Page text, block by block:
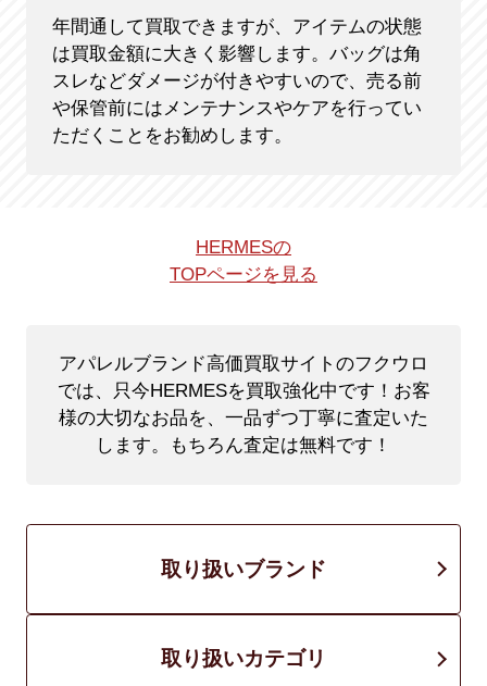
年間通して買取できますが、アイテムの状態
は買取金額に大きく影響します。バッグは角
スレなどダメージが付きやすいので、売る前
や保管前にはメンテナンスやケアを行ってい
ただくことをお勧めします。
HERMESの
TOPページを見る
アパレルブランド高価買取サイトのフクウロ
では、只今HERMESを買取強化中です！ お客
様の大切なお品を、一品ずつ丁寧に査定いた
します。もちろん査定は無料です！
取り扱いブランド
取り扱いカテゴリ